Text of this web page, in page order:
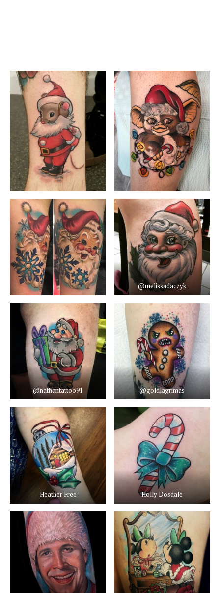
@melissadaczyk
@nathantattoo91 @goldlagrimas
Heather Free Holly Dosdale